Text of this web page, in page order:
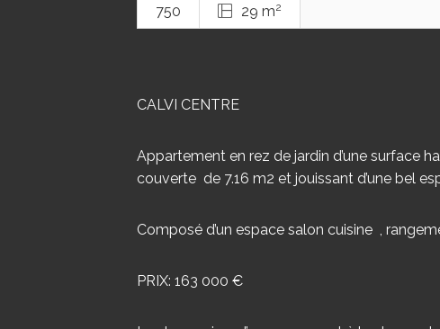
750 29 m2
CALVI CENTRE
Appartement en rez de jardin d’une surface
couverte de 7.16 m2 et jouissant d’une bel
Composé d’un espace salon cuisine ,
PRIX: 163 000 €